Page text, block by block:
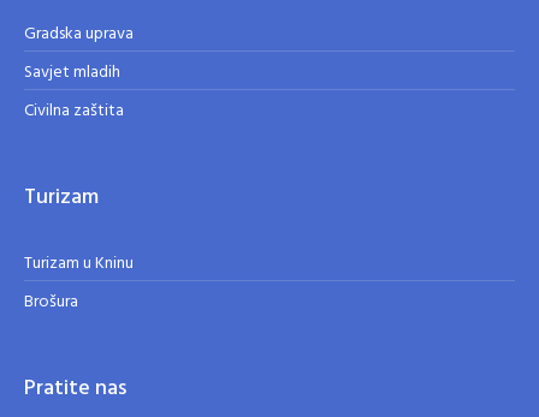
Gradska uprava
Savjet mladih
Civilna zaštita
Turizam
Turizam u Kninu
Brošura
Pratite nas